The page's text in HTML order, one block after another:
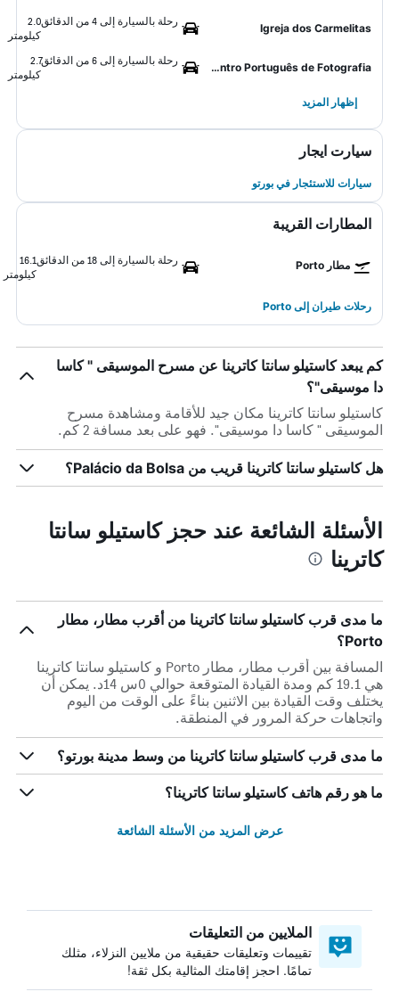
Igreja dos Carmelitas
رحلة بالسيارة إلى 4 من الدقائق
2.0
كيلومتر
Centro Português de Fotografia
رحلة بالسيارة إلى 6 من الدقائق
2.7
كيلومتر
إظهار المزيد
سيارت ايجار
سيارات للاستئجار في بورتو
المطارات القريبة
مطار Porto رحلة بالسيارة إلى 18 من الدقائق
16.1
كيلومتر
رحلات طيران إلى Porto
كم يبعد كاستيلو سانتا كاترينا عن مسرح الموسيقى " كاسا
دا موسيقى"؟
كاستيلو سانتا كاترينا مكان جيد للأقامة ومشاهدة مسرح
الموسيقى " كاسا دا موسيقى". فهو على بعد مسافة 2 كم.
هل كاستيلو سانتا كاترينا قريب من Palácio da Bolsa؟
الأسئلة الشائعة عند حجز كاستيلو سانتا
كاترينا
ما مدى قرب كاستيلو سانتا كاترينا من أقرب مطار، مطار
Porto؟
المسافة بين أقرب مطار، مطار Porto و كاستيلو سانتا كاترينا
هي 19.1 كم ومدة القيادة المتوقعة حوالي 0س 14د. يمكن أن
يختلف وقت القيادة بين الاثنين بناءً على الوقت من اليوم
واتجاهات حركة المرور في المنطقة.
ما مدى قرب كاستيلو سانتا كاترينا من وسط مدينة بورتو؟
ما هو رقم هاتف كاستيلو سانتا كاترينا؟
عرض المزيد من الأسئلة الشائعة
الملايين من التعليقات
تقييمات وتعليقات حقيقية من ملايين النزلاء، مثلك
تمامًا. احجز إقامتك المثالية بكل ثقة!